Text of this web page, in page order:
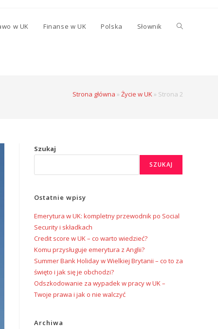
w UK Finanse w UK Polska Słownik
Strona główna » Życie w UK» Strona 2
Szukaj
SZUKAJ
Ostatnie wpisy
Emerytura w UK: kompletny przewodnik po Social
Security i składkach
Credit score w UK – co warto wiedzieć?
Komu przysługuje emerytura z Anglii?
Summer Bank Holiday w Wielkiej Brytanii – co to za
święto i jak się je obchodzi?
Odszkodowanie za wypadek w pracy w UK –
Twoje prawa i jak o nie walczyć
Archiwa